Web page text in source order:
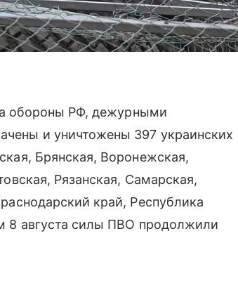
обороны РФ, дежурными
и уничтожены 397 украинских
Брянская, Воронежская,
Рязанская, Самарская,
край, Республика
8 августа силы ПВО продолжили